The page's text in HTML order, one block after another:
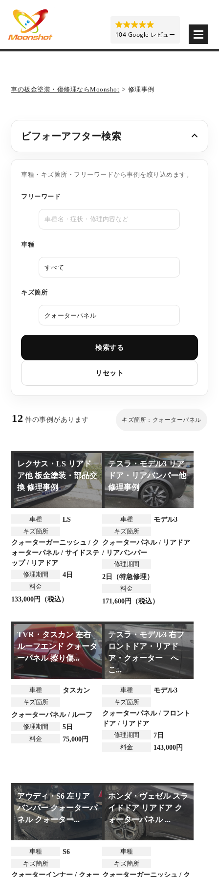
車の板金塗装・傷修理ならMoonshot > 修理事例
ビフォーアフター検索
車種・キズ箇所・フリーワードから事例を絞り込めます。
フリーワード
車種
キズ箇所
検索する
リセット
12 件の事例があります キズ箇所：クォーターパネル
レクサス・LS リアド
ア他 板金塗装・部品交
換 修理事例
車種
LS
キズ箇所
クォーターガーニッシュ / ク
ォーターパネル / サイドステ
ップ / リアドア
修理期間
4日
料金
133,000円（税込）
テスラ・モデル3 リア
ドア・リアバンパー他
修理事例
車種
モデル3
キズ箇所
クォーターパネル / リアドア
/ リアバンパー
修理期間
2日（特急修理）
料金
171,600円（税込）
TVR・タスカン 左右
ルーフエンド クォータ
ーパネル 擦り傷...
車種
タスカン
キズ箇所
クォーターパネル / ルーフ
修理期間
5日
料金
75,000円
テスラ・モデル3 右フ
ロントドア・リアド
ア・クォーター へ
こ...
車種
モデル3
キズ箇所
クォーターパネル / フロント
ドア / リアドア
修理期間
7日
料金
143,000円
アウディ・S6 左リア
バンパー クォーターパ
ネル クォーター...
車種
S6
キズ箇所
クォーターインナー / クォー
ホンダ・ヴェゼル スラ
イドドア リアドア ク
ォーターパネル ...
車種
キズ箇所
クォーターガーニッシュ / ク
104 Google レビュー